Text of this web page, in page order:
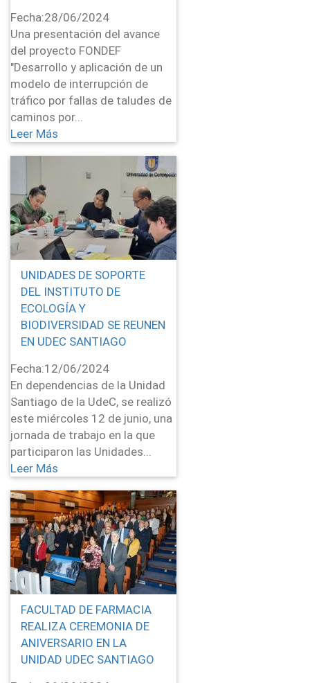
Fecha:28/06/2024
Una presentación del avance
del proyecto FONDEF
"Desarrollo y aplicación de un
modelo de interrupción de
tráfico por fallas de taludes de
caminos por...
Leer Más
UNIDADES DE SOPORTE
DEL INSTITUTO DE
ECOLOGÍA Y
BIODIVERSIDAD SE REUNEN
EN UDEC SANTIAGO
Fecha:12/06/2024
En dependencias de la Unidad
Santiago de la UdeC, se realizó
este miércoles 12 de junio, una
jornada de trabajo en la que
participaron las Unidades...
Leer Más
FACULTAD DE FARMACIA
REALIZA CEREMONIA DE
ANIVERSARIO EN LA
UNIDAD UDEC SANTIAGO